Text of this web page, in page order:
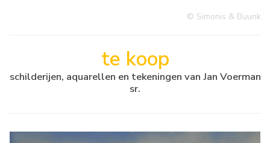
© Simonis & Buunk
te koop
schilderijen, aquarellen en tekeningen van Jan Voerman
sr.